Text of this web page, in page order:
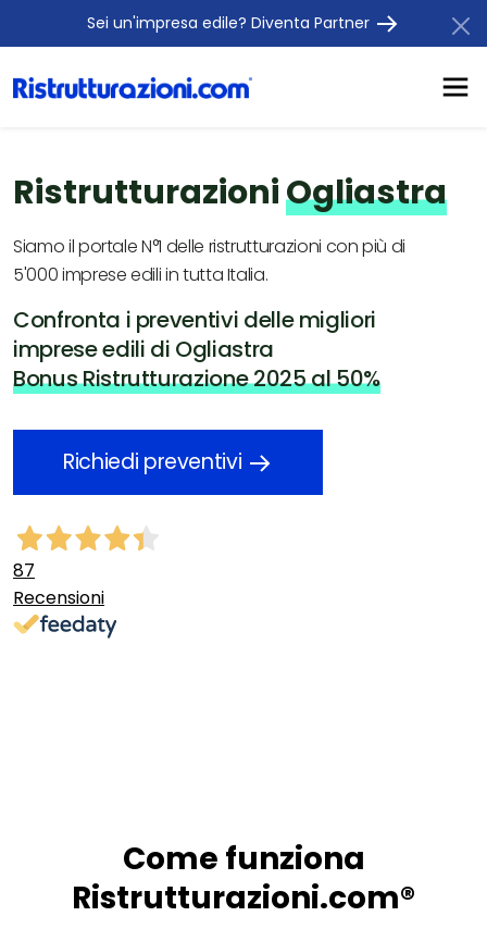
Sei un'impresa edile? Diventa Partner
RistrutturazioniOgliastra
Siamo il portale N°1 delle ristrutturazioni con più di
5'000 imprese edili in tutta Italia.
Confronta i preventivi delle migliori
imprese edili di Ogliastra
Bonus Ristrutturazione 2025 al 50%
Richiedi preventivi
87
Recensioni
Come funziona
Ristrutturazioni.com®